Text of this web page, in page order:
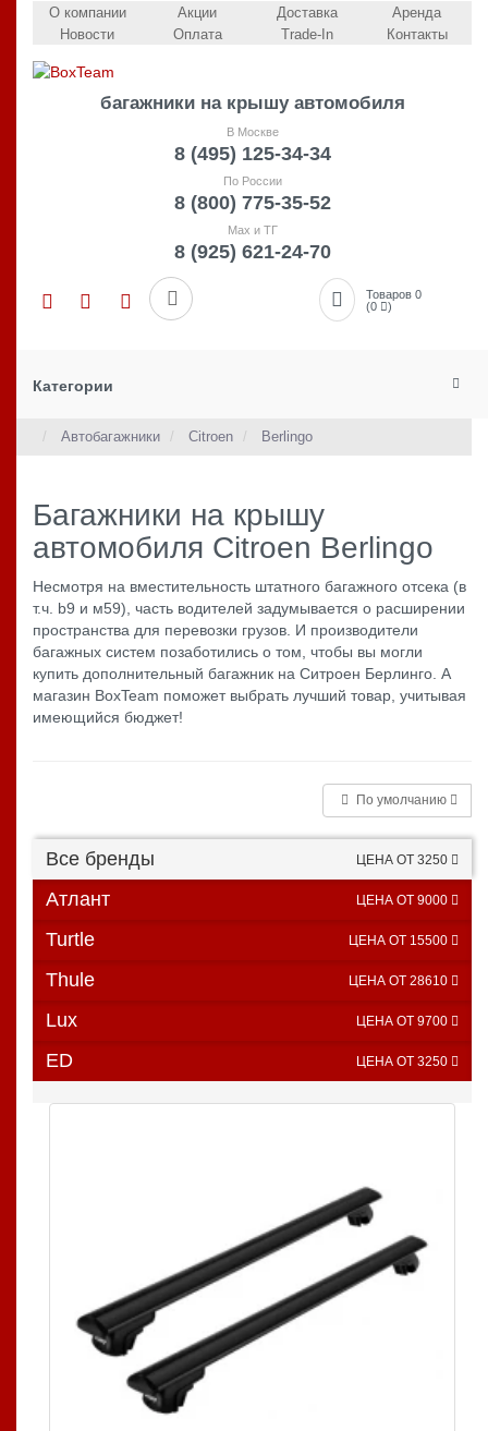
О компании
Новости
Акции
Оплата
Доставка
Trade-In
Аренда
Контакты
багажники на крышу автомобиля
В Москве
8 (495) 125-34-34
По России
8 (800) 775-35-52
Max и ТГ
8 (925) 621-24-70
Товаров 0
(0
)
Категории
Автобагажники Citroen Berlingo
Багажники на крышу
автомобиля Citroen Berlingo
Несмотря на вместительность штатного багажного отсека (в
т.ч. b9 и м59), часть водителей задумывается о расширении
пространства для перевозки грузов. И производители
багажных систем позаботились о том, чтобы вы могли
купить дополнительный багажник на Ситроен Берлинго. А
магазин BoxTeam поможет выбрать лучший товар, учитывая
имеющийся бюджет!
По умолчанию
Все бренды ЦЕНА ОТ 3250
Атлант ЦЕНА ОТ 9000
Turtle ЦЕНА ОТ 15500
Thule ЦЕНА ОТ 28610
Lux ЦЕНА ОТ 9700
ED ЦЕНА ОТ 3250